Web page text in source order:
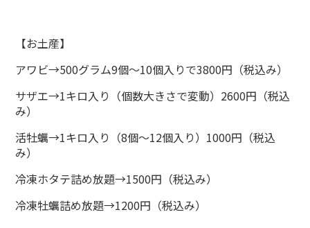
【お土産】
アワビ→500グラム9個～10個入りで3800円（税込み）
サザエ→1キロ入り（個数大きさで変動）2600円（税込
み）
活牡蠣→1キロ入り（8個～12個入り）1000円（税込
み）
冷凍ホタテ詰め放題→1500円（税込み）
冷凍牡蠣詰め放題→1200円（税込み）